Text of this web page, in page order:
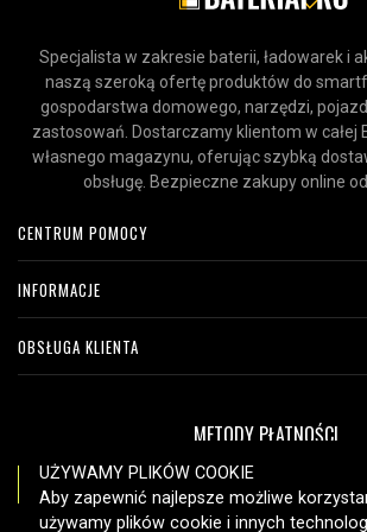
USB-C
Liczba wyjść: 1x
Złącze urządzenia::
Połączenie ze źródłem zasilania:
Sprawdź, co oznaczają
Specjalista w zakresie baterii, ładowarek i
naszą szeroką ofertę produktów do
gospodarstwa domowego, narzędzi,
zastosowań. Dostarczamy klientom w całej
własnego magazynu, oferując szybką
obsługę. Bezpieczne zakupy online
CENTRUM POMOCY
INFORMACJE
OBSŁUGA KLIENTA
METODY PŁATNOŚCI
UŻYWAMY PLIKÓW COOKIE
Aby zapewnić najlepsze możliwe
używamy plików cookie i innych